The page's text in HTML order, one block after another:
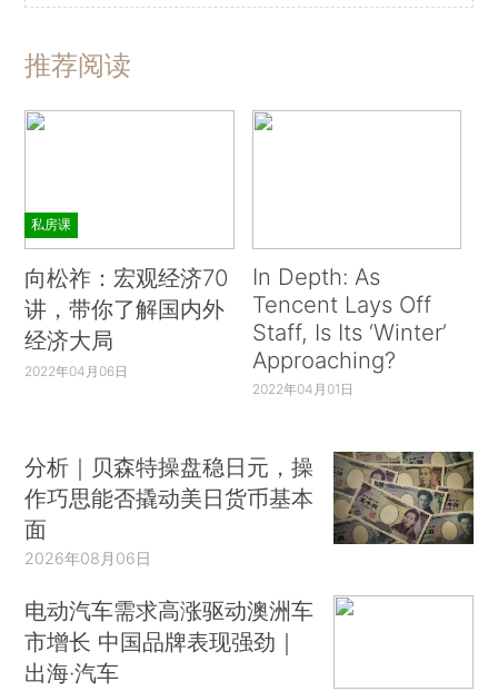
推荐阅读
私房课
向松祚：宏观经济70
讲，带你了解国内外
经济大局
2022年04月06日
In Depth: As
Tencent Lays Off
Staff, Is Its ‘Winter’
Approaching?
2022年04月01日
分析｜贝森特操盘稳日元，操
作巧思能否撬动美日货币基本
面
2026年08月06日
电动汽车需求高涨驱动澳洲车
市增长 中国品牌表现强劲｜
出海·汽车